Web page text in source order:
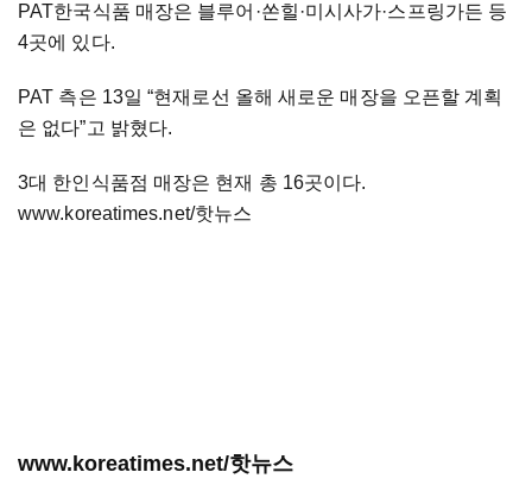
PAT한국식품 매장은 블루어 ·쏜힐 ·미시사가·스프링가든 등
4곳에 있다.
PAT 측은 13일 “현재로선 올해 새로운 매장을 오픈할 계획
은 없다”고 밝혔다.
3대 한인식품점 매장은 현재 총 16곳이다.
www.koreatimes.net/핫뉴스
www.koreatimes.net/핫뉴스